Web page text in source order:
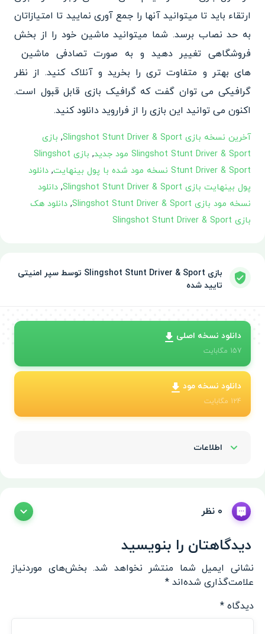
ارتقاء باید تا میتوانید آنها را جمع آوری نمایید تا امتیازاتان
به حد نصاب برسد. شما میتوانید ماشین خود را از بخش
فروشگاهی تغییر دهید و به صورت تصادفی ماشین
های بهتر و متفاوت تری را بخرید و آنلاک کنید. از نظر
گرافیکی می توان گفت که گرافیک بازی قابل قبول است.
اکنون می توانید این بازی را از فراروید دانلود کنید.
آخرین نسخه بازی Slingshot Stunt Driver & Sport , بازی
Slingshot Stunt Driver & Sport مود جدید
,
بازی Slingshot
Stunt Driver & Sport نسخه مود شده با پول بینهایت
, دانلود
پول بینهایت بازی Slingshot Stunt Driver & Sport
, دانلود
نسخه مود بازی Slingshot Stunt Driver & Sport
, دانلود هک
بازی Slingshot Stunt Driver & Sport
بازی Slingshot Stunt Driver & Sport توسط سپر امنیتی
تایید شده
دانلود نسخه اصلی
157 مگابایت
دانلود نسخه مود
124 مگابایت
اطلاعات
0 نظر
دیدگاهتان را بنویسید
نشانی ایمیل شما منتشر نخواهد شد. بخش‌های موردنیاز
علامت‌گذاری شده‌اند *
دیدگاه *